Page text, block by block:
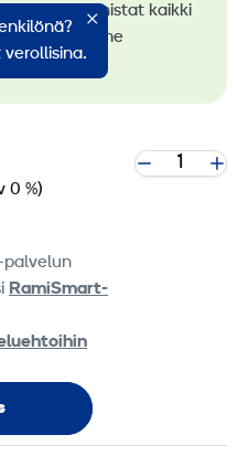
Tunnistat kaikki
koneemme
merkistä.
verollisina.
0 %)
-palvelun
RamiSmart-